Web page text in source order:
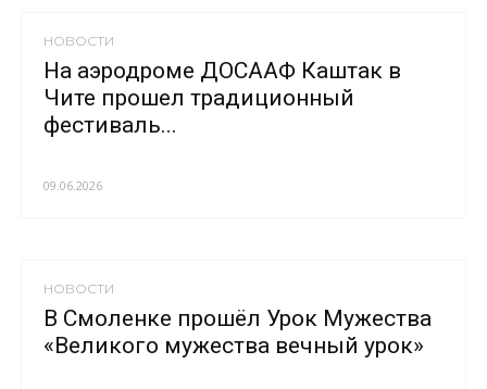
НОВОСТИ
На аэродроме ДОСААФ Каштак в
Чите прошел традиционный
фестиваль...
09.06.2026
НОВОСТИ
В Смоленке прошёл Урок Мужества
«Великого мужества вечный урок»